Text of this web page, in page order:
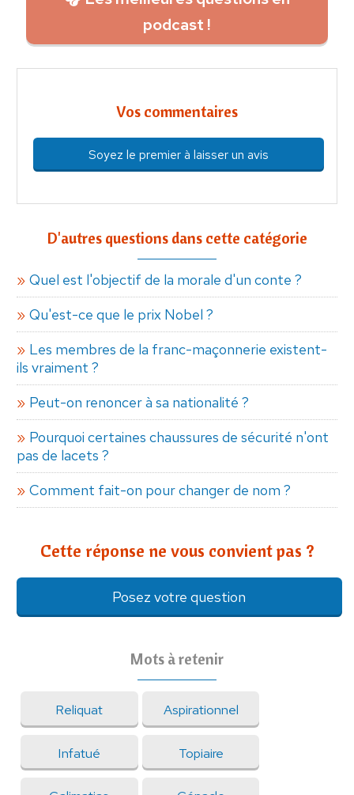
podcast !
Vos commentaires
Soyez le premier à laisser un avis
D'autres questions dans cette catégorie
Quel est l'objectif de la morale d'un conte ?
Qu'est-ce que le prix Nobel ?
Les membres de la franc-maçonnerie existent-
ils vraiment ?
Peut-on renoncer à sa nationalité ?
Pourquoi certaines chaussures de sécurité n'ont
pas de lacets ?
Comment fait-on pour changer de nom ?
Cette réponse ne vous convient pas ?
Posez votre question
Mots à retenir
Reliquat Aspirationnel
Infatué Topiaire